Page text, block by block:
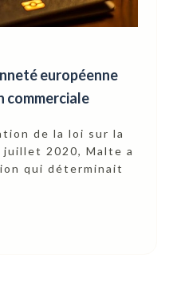
européenne
commerciale
de la loi sur la
2020, Malte a
qui déterminait